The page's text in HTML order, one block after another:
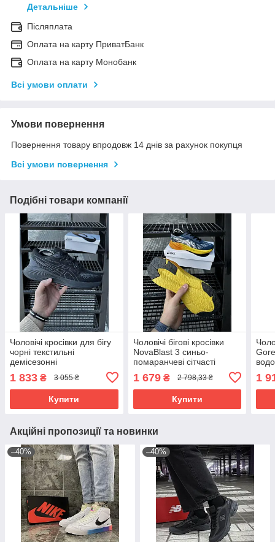
Детальніше
Післяплата
Оплата на карту ПриватБанк
Оплата на карту Монобанк
Всі умови оплати
Умови повернення
Повернення товару впродовж 14 днів за рахунок покупця
Всі умови повернення
Подібні товари компанії
Чоловічі кросівки для бігу
чорні текстильні
демісезонні
1 833 ₴ 3 055 ₴
Купити
Чоловічі бігові кросівки
NovaBlast 3 синьо-
помаранчеві сітчасті
1 679₴ 2 798,33 ₴
Купити
1
Акційні пропозиції та новинки
–40% –40%